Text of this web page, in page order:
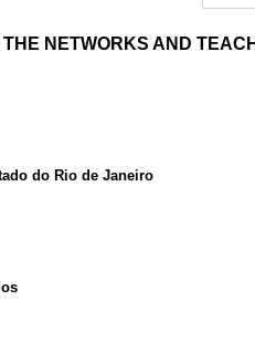
NETWORKS AND
do Rio de Janeiro